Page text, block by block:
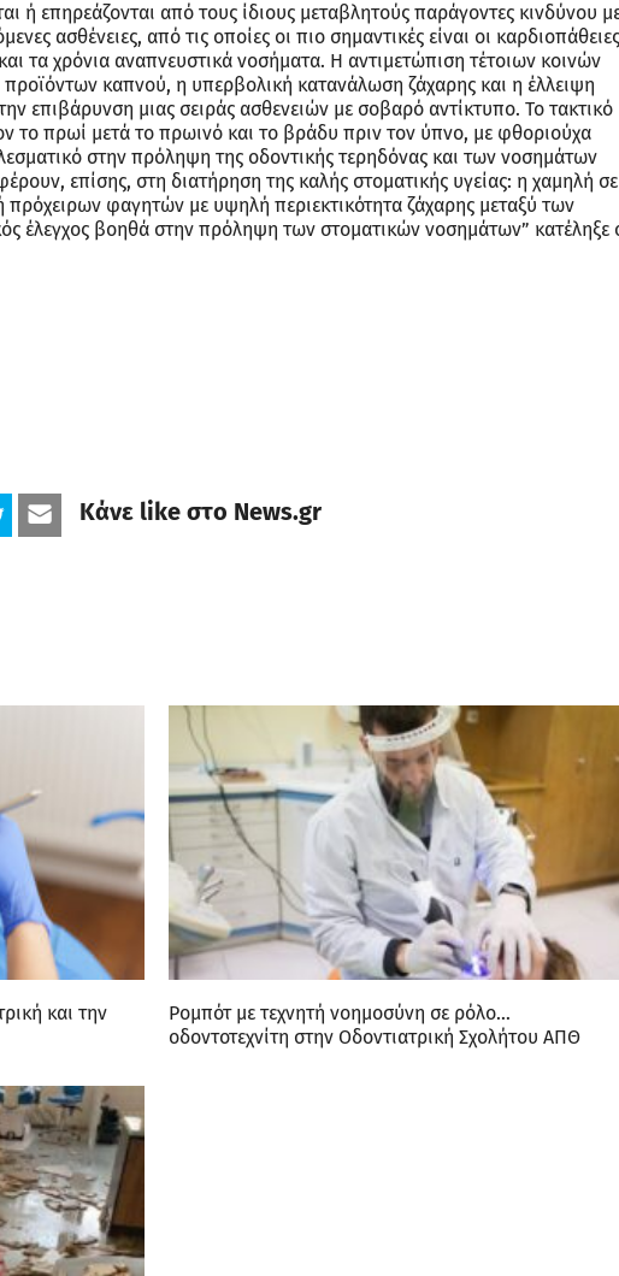
ή επηρεάζονται από τους ίδιους μεταβλητούς παράγοντες κινδύνου
ασθένειες, από τις οποίες οι πιο σημαντικές είναι οι
τα χρόνια αναπνευστικά νοσήματα. Η αντιμετώπιση τέτοιων κοινών
καπνού, η υπερβολική κατανάλωση ζάχαρης και η έλλειψη
επιβάρυνση μιας σειράς ασθενειών με σοβαρό αντίκτυπο. Το τακτικό
το πρωί μετά το πρωινό και το βράδυ πριν τον ύπνο, με φθοριούχα
στην πρόληψη της οδοντικής τερηδόνας και των νοσημάτων
επίσης, στη διατήρηση της καλής στοματικής υγείας: η χαμηλή σε
φαγητών με υψηλή περιεκτικότητα ζάχαρης μεταξύ των
έλεγχος βοηθά στην πρόληψη των στοματικών νοσημάτων” κατέληξε
Κάνε like στο News.gr
και την
Ρομπότ με τεχνητή νοημοσύνη σε ρόλο…
οδοντοτεχνίτη στην Οδοντιατρική Σχολήτου ΑΠΘ